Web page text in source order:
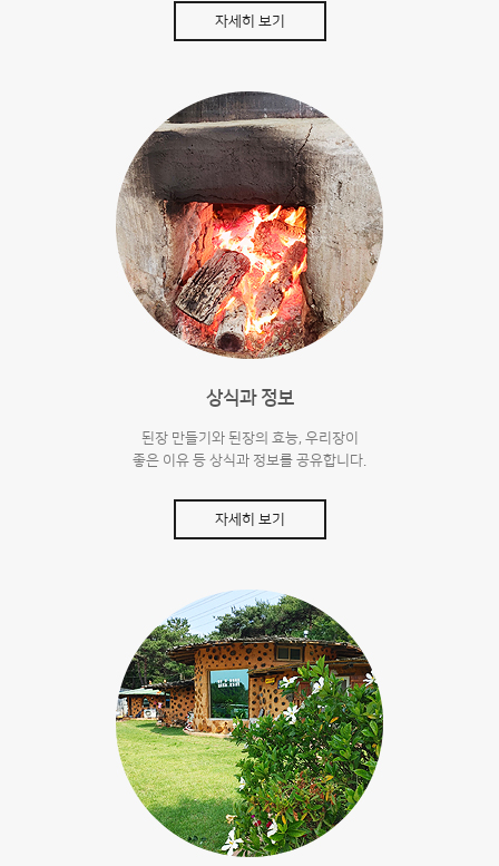
자세히 보기
상식과 정보
된장 만들기와 된장의 효능, 우리장이
좋은 이유 등 상식과 정보를 공유합니다.
자세히 보기